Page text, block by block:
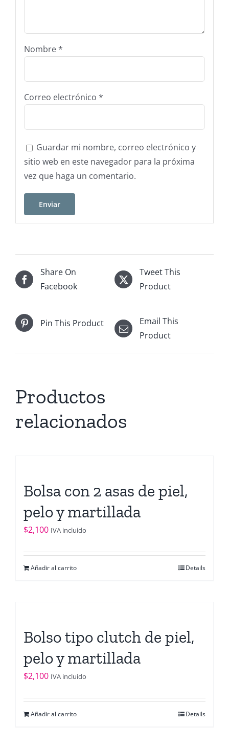
Nombre*
Correo electrónico *
Guardar mi nombre, correo electrónico y
sitio web en este navegador para la próxima
vez que haga un comentario.
Share On
Facebook
Tweet This
Product
Pin This Product
Email This
Product
Productos
relacionados
Bolsa con 2 asas de piel,
pelo y martillada
$2,100 IVA incluido
Añadir al carrito Details
Bolso tipo clutch de piel,
pelo y martillada
$2,100 IVA incluido
Añadir al carrito Details